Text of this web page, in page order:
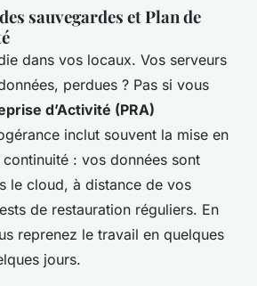
sauvegardes et Plan de
dans vos locaux. Vos serveurs
perdues ? Pas si vous
d’Activité (PRA)
inclut souvent la mise en
continuité : vos données sont
le cloud, à distance de vos
de restauration réguliers. En
reprenez le travail en quelques
jours.